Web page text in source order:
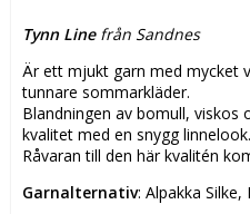
Tynn Line från Sandnes
Är ett mjukt garn med mycket
tunnare sommarkläder.
Blandningen av bomull, viskos
kvalitet med en snygg linnelook.
Råvaran till den här kvalitén
Garnalternativ: Alpakka Silke,